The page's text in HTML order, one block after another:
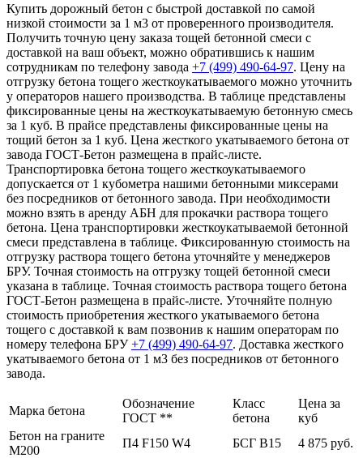
Купить дорожный бетон с быстрой доставкой по самой
низкой стоимости за 1 м3 от проверенного производителя.
Получить точную цену заказа тощей бетонной смеси с
доставкой на ваш объект, можно обратившись к нашим
сотрудникам по телефону завода +7 (499) 490-64-97. Цену на
отгрузку бетона тощего жесткоукатываемого можно уточнить
у операторов нашего производства. В таблице представлены
фиксированные цены на жесткоукатываемую бетонную смесь
за 1 куб. В прайсе представлены фиксированные цены на
тощий бетон за 1 куб. Цена жесткого укатываемого бетона от
завода ГОСТ-Бетон размещена в прайс-листе.
Транспортировка бетона тощего жесткоукатываемого
допускается от 1 кубометра нашими бетонными миксерами
без посредников от бетонного завода. При необходимости
можно взять в аренду АБН для прокачки раствора тощего
бетона. Цена транспортировки жесткоукатываемой бетонной
смеси представлена в таблице. Фиксированную стоимость на
отгрузку раствора тощего бетона уточняйте у менеджеров
БРУ. Точная стоимость на отгрузку тощей бетонной смеси
указана в таблице. Точная стоимость раствора тощего бетона
ГОСТ-Бетон размещена в прайс-листе. Уточняйте полную
стоимость приобретения жесткого укатываемого бетона
тощего с доставкой к вам позвонив к нашим операторам по
номеру телефона БРУ+7 (499) 490-64-97. Доставка жесткого
укатываемого бетона от 1 м3 без посредников от бетонного
завода.
Марка бетона
Обозначение
ГОСТ **
Класс
бетона
Цена за
куб
Бетон на граните
М200
П4 F150 W4 БСГ В15
4 875 руб.